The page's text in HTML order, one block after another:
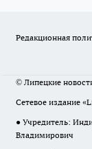
Редакционная
© Липецкие
Сетевое издание
● Учредитель:
Владимирович